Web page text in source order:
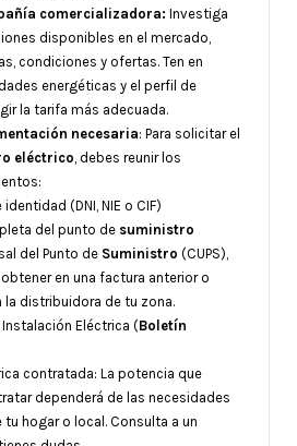
comercializadora: Investiga
disponibles en el mercado,
condiciones y ofertas. Ten en
energéticas y el perfil de
la tarifa más adecuada.
necesaria: Para solicitar el
eléctrico , debes reunir los
(DNI, NIE o CIF)
del punto de suministro
del Punto de Suministro (CUPS),
en una factura anterior o
distribuidora de tu zona.
Eléctrica (Boletín
contratada: La potencia que
dependerá de las necesidades
tu hogar o local. Consulta a un